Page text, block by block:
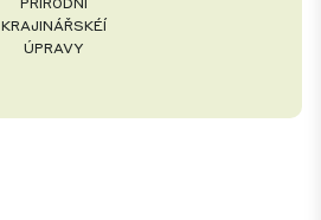
KRAJINÁŘSKÉÍ
ÚPRAVY